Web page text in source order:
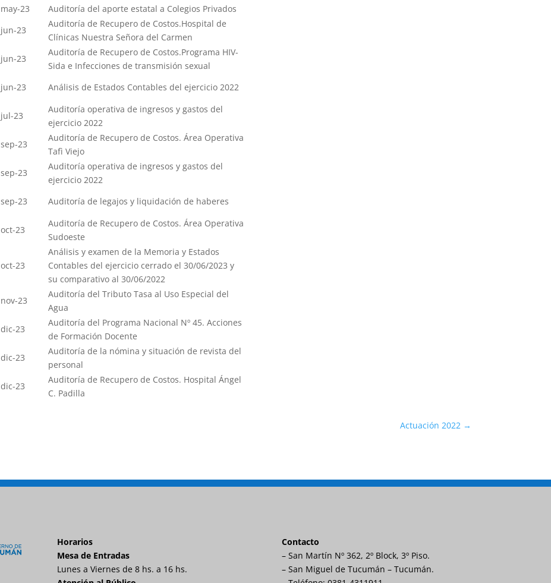
may-23
Auditoría del aporte estatal a Colegios Privados
jun-23
Auditoría de Recupero de Costos.Hospital de
Clínicas Nuestra Señora del Carmen
jun-23
Auditoría de Recupero de Costos.Programa HIV-
Sida e Infecciones de transmisión sexual
jun-23
Análisis de Estados Contables del ejercicio 2022
jul-23
Auditoría operativa de ingresos y gastos del
ejercicio 2022
sep-23
Auditoría de Recupero de Costos. Área Operativa
Tafì Viejo
sep-23
Auditoría operativa de ingresos y gastos del
ejercicio 2022
sep-23 Auditoría de legajos y liquidación de haberes
oct-23
Auditoría de Recupero de Costos. Área Operativa
Sudoeste
oct-23
Análisis y examen de la Memoria y Estados
Contables del ejercicio cerrado el 30/06/2023 y
su comparativo al 30/06/2022
nov-23
Auditoría del Tributo Tasa al Uso Especial del
Agua
dic-23
Auditoría del Programa Nacional Nº 45. Acciones
de Formación Docente
dic-23
Auditoría de la nómina y situación de revista del
personal
dic-23
Auditoría de Recupero de Costos. Hospital Ángel
C. Padilla
Actuación 2022 →
Horarios
Mesa de Entradas
Lunes a Viernes de 8 hs. a 16 hs.
Contacto
– San Martín Nº 362, 2º Block, 3º Piso.
– San Miguel de Tucumán – Tucumán.